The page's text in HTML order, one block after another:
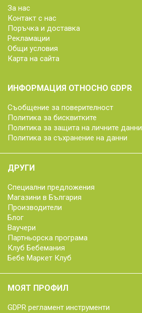
За нас
Контакт с нас
Поръчка и доставка
Рекламации
Общи условия
Карта на сайта
ИНФОРМАЦИЯ ОТНОСНО GDPR
Съобщение за поверителност
Политика за бисквитките
Политика за защита на личните данни
Политика за съхранение на данни
ДРУГИ
Специални предложения
Магазини в България
Производители
Блог
Ваучери
Партньорска програма
Клуб Бебемания
Бебе Маркет Клуб
МОЯТ ПРОФИЛ
GDPR регламент инструменти